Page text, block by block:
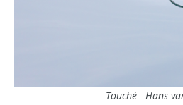
Touché - Hans